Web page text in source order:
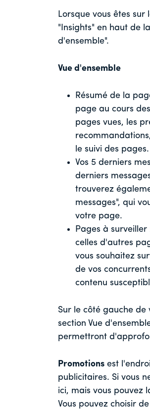
Lorsque vous êtes
"Insights" en haut de
d'ensemble".
Vue d'ensemble
Résumé de la
page au cours
pages vues, les
le suivi des pages.
Vos 5 derniers
derniers
trouverez
messages", qui
votre page.
Pages à
celles d'autres
vous souhaitez
de vos
contenu
Sur le côté gauche
section Vue
permettront
Promotions est
publicitaires. Si vous
ici, mais vous pouvez
Vous pouvez choisir